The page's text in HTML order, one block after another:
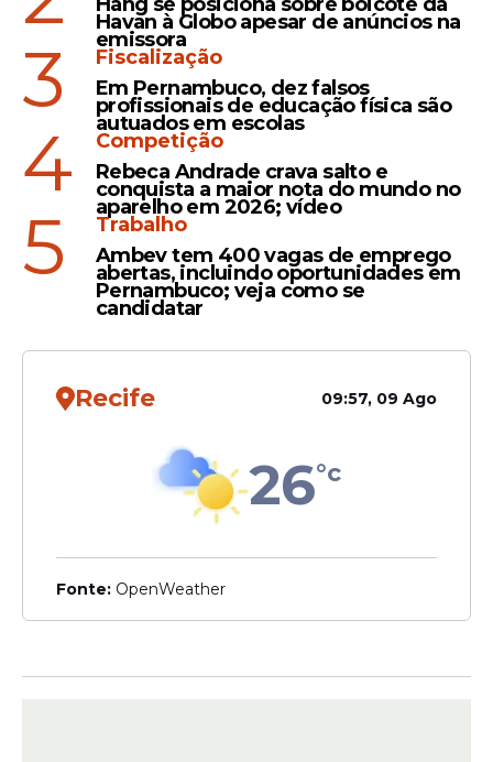
Leia Também
Declaração
Pastor Silas Malafaia ataca
Bolsa Família e critica fim
da escala 6x1: "Compra de
voto"
Decisão
STF torna Malafaia réu após
"Tem milhares de memes contra ele, até
Havan à Globo apesar de anúncios na
emissora
3
Fiscalização
Em Pernambuco, dez falsos
profissionais de educação física são
autuados em escolas
4
Competição
Rebeca Andrade crava salto e
conquista a maior nota do mundo no
aparelho em 2026; vídeo
5
Trabalho
Ambev tem 400 vagas de emprego
abertas, incluindo oportunidades em
Pernambuco; veja como se
candidatar
Recife 09:57, 09 Ago
26°c
Fonte: OpenWeather